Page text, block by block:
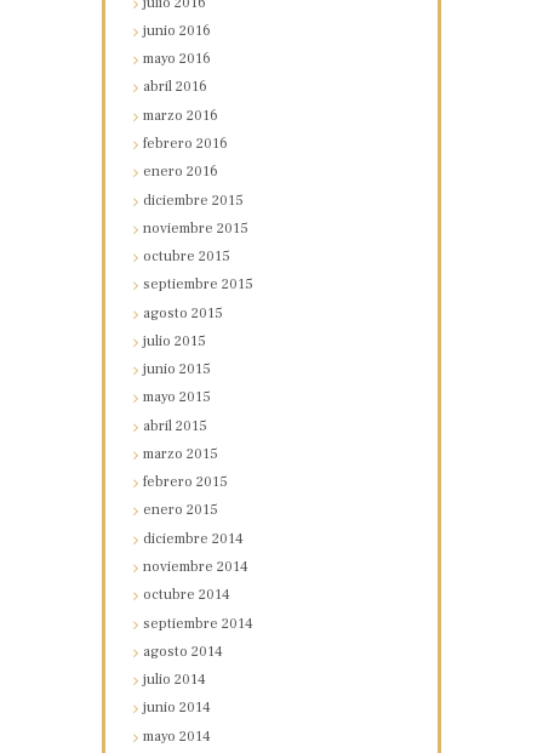
junio2016
mayo2016
abril2016
marzo2016
febrero2016
enero2016
diciembre2015
noviembre2015
octubre2015
septiembre2015
agosto2015
julio2015
junio2015
mayo2015
abril2015
marzo2015
febrero2015
enero2015
diciembre2014
noviembre2014
octubre2014
septiembre2014
agosto2014
julio2014
junio2014
mayo2014